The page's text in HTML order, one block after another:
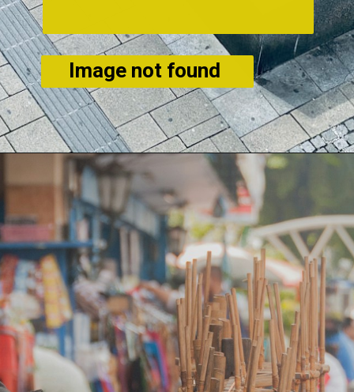
Image not found